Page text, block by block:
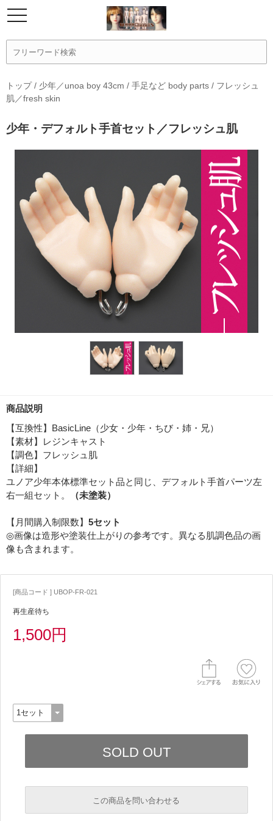
トップ/ 少年／unoa boy 43cm / 手足など body parts / フレッシュ
肌／fresh skin
少年・デフォルト手首セット／フレッシュ肌
商品説明
【互換性】BasicLine（少女・少年・ちび・姉・兄）
【素材】レジンキャスト
【調色】フレッシュ肌
【詳細】
ユノア少年本体標準セット品と同じ、デフォルト手首パーツ左
右一組セット。
（未塗装）
【月間購入制限数】 5セット
◎画像は造形や塗装仕上がりの参考です。異なる肌調色品の画
像も含まれます。
[商品コード ] UBOP-FR-021
再生産待ち
1,500円
この商品を問い合わせる